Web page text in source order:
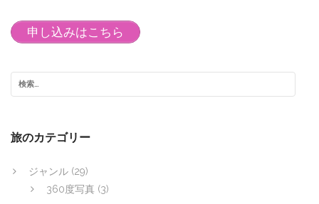
ビ
ゲ
ー
シ
ン
申し込みはこちら
旅のカテゴリー
ジャンル (29)
360度写真 (3)